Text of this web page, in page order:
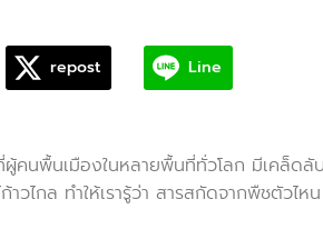
repost Line
คนพื้นเมืองในหลายพื้นที่ทั่วโลก มีเคล็ดลั
าวไกล ทำให้เรารู้ว่า สารสกัดจากพืชตัวไห